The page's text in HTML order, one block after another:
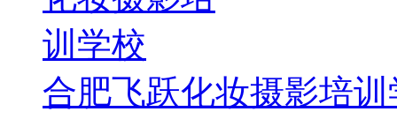
合肥飞跃化妆摄影培训